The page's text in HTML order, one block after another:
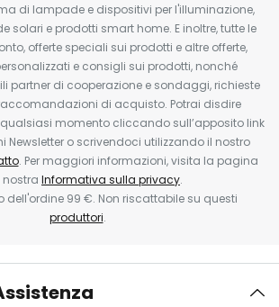
di lampade e dispositivi per l'illuminazione,
solari e prodotti smart home. E inoltre, tutte le
offerte speciali sui prodotti e altre offerte,
e consigli sui prodotti, nonché
partner di cooperazione e sondaggi, richieste
di acquisto. Potrai disdire
momento cliccando sull’apposito link
Newsletter o scrivendoci utilizzando il nostro
. Per maggiori informazioni, visita la pagina
nostra Informativa sulla privacy.
dell'ordine 99 €. Non riscattabile su questi
produttori.